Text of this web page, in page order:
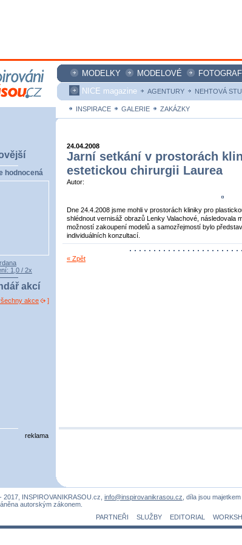
MODELKY MODELOVÉ
NICE magazine
AGENTURY NEHTOVÁ
INSPIRACE GALERIE ZAKÁZKY
hodnocená
1,0 / 2x
akcí
akce ]
24.04.2008
Jarní setkání v prostorách
estetickou chirurgii Laurea
Autor:
Dne 24.4.2008 jsme mohli v prostorách kliniky pro
shlédnout vernisáž obrazů Lenky Valachové, následovala
možností zakoupení modelů a samozřejmostí bylo
individuálních konzultací.
« Zpět
reklama
2017, INSPIROVANIKRASOU.cz, info@inspirovanikrasou.cz , díla jsou
autorským zákonem.
PARTNEŘI
SLUŽBY EDITORIAL